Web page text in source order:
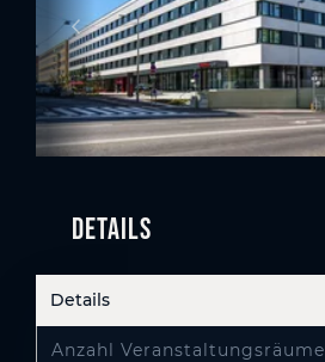
Details
Details
Anzahl Veranstaltungsräume